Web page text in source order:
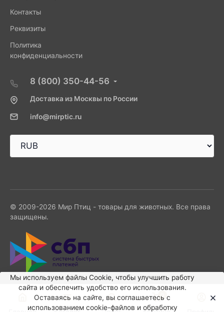
Контакты
Реквизиты
Политика
конфиденциальности
8 (800) 350-44-56
Доставка из Москвы по России
info@mirptic.ru
© 2009-2026 Мир Птиц - товары для животных. Все права
защищены.
Мы используем файлы Сookie, чтобы улучшить работу
сайта и обеспечить удобство его использования.
Оставаясь на сайте, вы соглашаетесь с
использованием cookie-файлов и обработку
0